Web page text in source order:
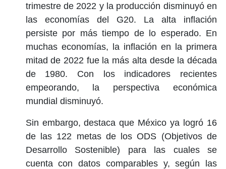
trimestre de 2022 y la producción disminuyó en
las economías del G20. La alta inflación
persiste por más tiempo de lo esperado. En
muchas economías, la inflación en la primera
mitad de 2022 fue la más alta desde la década
de 1980. Con los indicadores recientes
empeorando, la perspectiva económica
mundial disminuyó.
Sin embargo, destaca que México ya logró 16
de las 122 metas de los ODS (Objetivos de
Desarrollo Sostenible) para las cuales se
cuenta con datos comparables y, según las